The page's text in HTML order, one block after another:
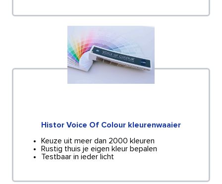
Histor Voice Of Colour kleurenwaaier
Keuze uit meer dan 2000 kleuren
Rustig thuis je eigen kleur bepalen
Testbaar in ieder licht